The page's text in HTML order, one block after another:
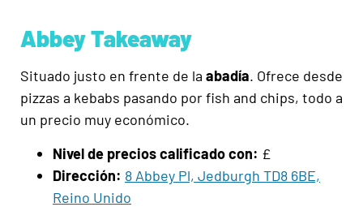
Abbey Takeaway
Situado justo en frente de la abadía. Ofrece desde
pizzas a kebabs pasando por fish and chips, todo a
un precio muy económico.
Nivel de precios calificado con: £
Dirección: 8 Abbey Pl, Jedburgh TD8 6BE,
Reino Unido